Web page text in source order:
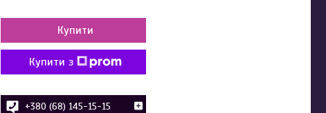
Купити
Купити з
+380 (68) 145-15-15